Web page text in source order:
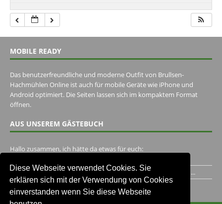
Diese Webseite verwendet Cookies. Sie
erklären sich mit der Verwendung von Cookies
einverstanden wenn Sie diese Webseite
MOBILE READY
Das benutzerfreundliche und moderne Outfit von Brullsen-
Hachmühlen Online ist auch für mobile Geräte wie iPhone und
Android optimiert. Die Seiten lassen sich im kompaktem Format
öffnen.
AUS UNSEREM GÄSTEBUCH
Hallo zusammen, ich hätte da etwas für euch:
Ich habe ein Jahr im Gasthaus Hugo Pape verbracht..Habe ihn...
Unser Gästebuch besuchen